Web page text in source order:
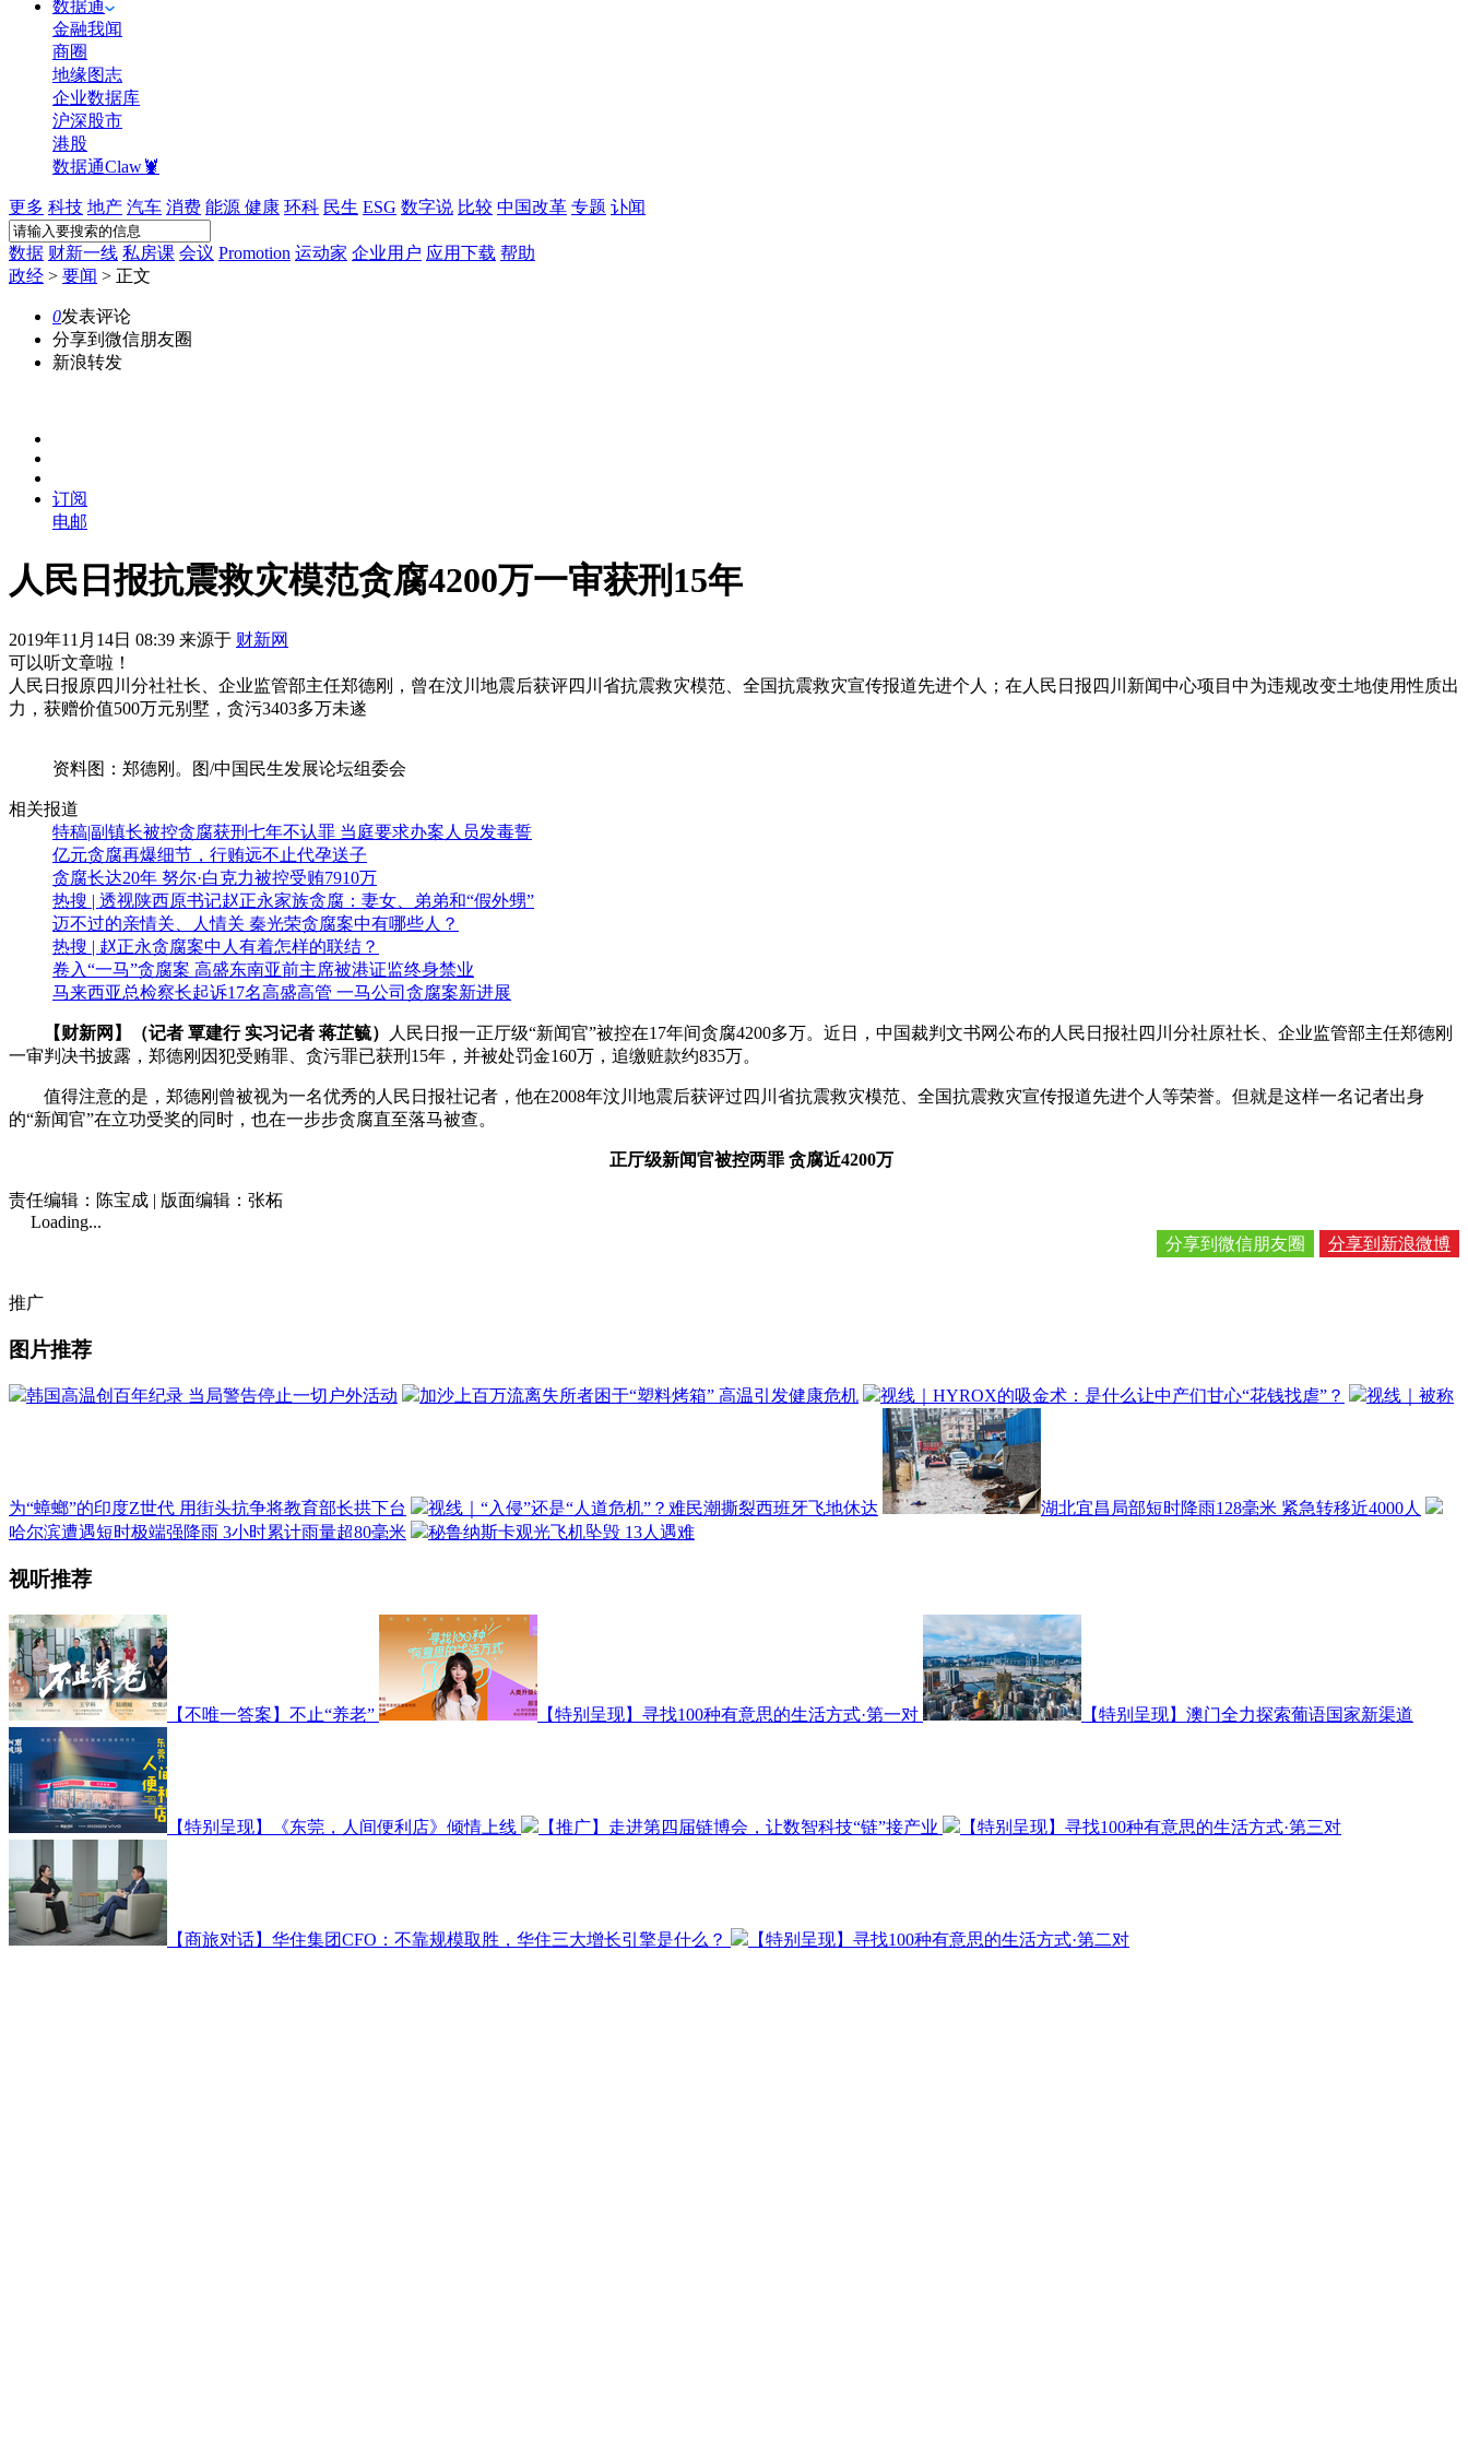
数据通
金融我闻
商圈
地缘图志
企业数据库
沪深股市
港股
数据通Claw🦞
更多 科技 地产 汽车 消费 能源 健康 环科 民生 ESG 数字说 比较 中国改革 专题 讣闻
数据 财新一线 私房课 会议 Promotion 运动家 企业用户 应用下载 帮助
政经 > 要闻 > 正文
0发表评论
分享到微信朋友圈
新浪转发
订阅
电邮
人民日报抗震救灾模范贪腐4200万一审获刑15年
2019年11月14日 08:39 来源于 财新网
可以听文章啦！
人民日报原四川分社社长、企业监管部主任郑德刚，曾在汶川地震后获评四川省抗震救灾模范、全国抗震救灾宣传报道先进个人；在人民日报四川新闻中心项目中为违规改变土地使用性质出
力，获赠价值500万元别墅，贪污3403多万未遂
资料图：郑德刚。图/中国民生发展论坛组委会
相关报道
特稿|副镇长被控贪腐获刑七年不认罪 当庭要求办案人员发毒誓
亿元贪腐再爆细节，行贿远不止代孕送子
贪腐长达20年 努尔·白克力被控受贿7910万
热搜 | 透视陕西原书记赵正永家族贪腐：妻女、弟弟和“假外甥”
迈不过的亲情关、人情关 秦光荣贪腐案中有哪些人？
热搜 | 赵正永贪腐案中人有着怎样的联结？
卷入“一马”贪腐案 高盛东南亚前主席被港证监终身禁业
马来西亚总检察长起诉17名高盛高管 一马公司贪腐案新进展
【财新网】（记者 覃建行 实习记者 蒋芷毓）
人民日报一正厅级“新闻官”被控在17年间贪腐4200多万。近日，中国裁判文书网公布的人民日报社四川分社原社长、企业监管部主任郑德刚
一审判决书披露，郑德刚因犯受贿罪、贪污罪已获刑15年，并被处罚金160万，追缴赃款约835万。
值得注意的是，郑德刚曾被视为一名优秀的人民日报社记者，他在2008年汶川地震后获评过四川省抗震救灾模范、全国抗震救灾宣传报道先进个人等荣誉。但就是这样一名记者出身
的“新闻官”在立功受奖的同时，也在一步步贪腐直至落马被查。
正厅级新闻官被控两罪 贪腐近4200万
责任编辑：陈宝成 | 版面编辑：张柘
Loading...
分享到新浪微博
分享到微信朋友圈
推广
图片推荐
韩国高温创百年纪录 当局警告停止一切户外活动 加沙上百万流离失所者困于“塑料烤箱” 高温引发健康危机 视线｜HYROX的吸金术：是什么让中产们甘心“花钱找虐”？ 视线｜被称
为“蟑螂”的印度Z世代 用街头抗争将教育部长拱下台 视线｜“入侵”还是“人道危机”？难民潮撕裂西班牙飞地休达
湖北宜昌局部短时降雨128毫米 紧急转移近4000人
哈尔滨遭遇短时极端强降雨 3小时累计雨量超80毫米
秘鲁纳斯卡观光飞机坠毁 13人遇难
视听推荐
【不唯一答案】不止“养老” 【特别呈现】寻找100种有意思的生活方式·第一对 【特别呈现】澳门全力探索葡语国家新渠道
【特别呈现】《东莞，人间便利店》倾情上线 【推广】走进第四届链博会，让数智科技“链”接产业 【特别呈现】寻找100种有意思的生活方式·第三对
【商旅对话】华住集团CFO：不靠规模取胜，华住三大增长引擎是什么？ 【特别呈现】寻找100种有意思的生活方式·第二对